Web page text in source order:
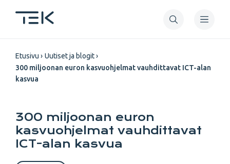
pääsisältöön
Murupolku
Etusivu
Uutiset ja blogit
300 miljoonan euron kasvuohjelmat vauhdittavat ICT-alan
kasvua
300 miljoonan euron
kasvuohjelmat vauhdittavat
ICT-alan kasvua